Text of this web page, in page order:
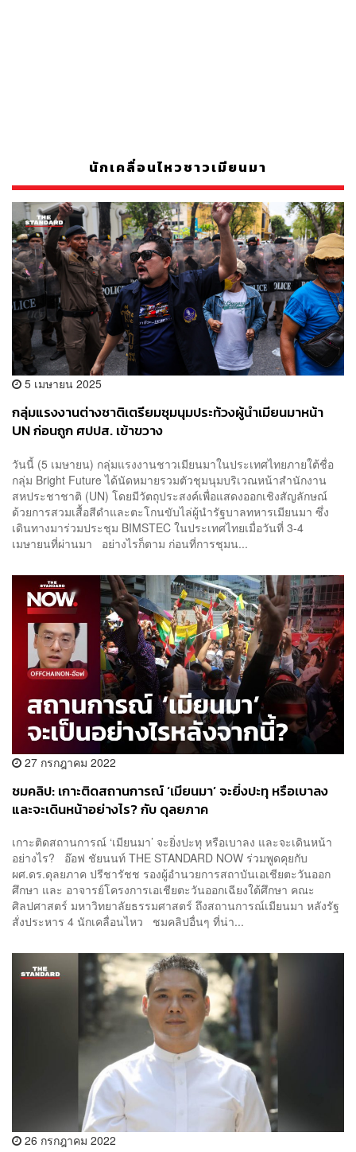
นักเคลื่อนไหวชาวเมียนมา
5 เมษายน 2025
กลุ่มแรงงานต่างชาติเตรียมชุมนุมประท้วงผู้นำเมียนมาหน้า
UN ก่อนถูก ศปปส. เข้าขวาง
วันนี้ (5 เมษายน) กลุ่มแรงงานชาวเมียนมาในประเทศไทยภายใต้ชื่อ
กลุ่ม Bright Future ได้นัดหมายรวมตัวชุมนุมบริเวณหน้าสำนักงาน
สหประชาชาติ (UN) โดยมีวัตถุประสงค์เพื่อแสดงออกเชิงสัญลักษณ์
ด้วยการสวมเสื้อสีดำและตะโกนขับไล่ผู้นำรัฐบาลทหารเมียนมา ซึ่ง
เดินทางมาร่วมประชุม BIMSTEC ในประเทศไทยเมื่อวันที่ 3-4
เมษายนที่ผ่านมา อย่างไรก็ตาม ก่อนที่การชุมน...
27 กรกฎาคม 2022
ชมคลิป: เกาะติดสถานการณ์ ‘เมียนมา’ จะยิ่งปะทุ หรือเบาลง
และจะเดินหน้าอย่างไร? กับ ดุลยภาค
เกาะติดสถานการณ์ ‘เมียนมา’ จะยิ่งปะทุ หรือเบาลง และจะเดินหน้า
อย่างไร? อ๊อฟ ชัยนนท์ THE STANDARD NOW ร่วมพูดคุยกับ
ผศ.ดร.ดุลยภาค ปรีชารัชช รองผู้อำนวยการสถาบันเอเชียตะวันออก
ศึกษา และ อาจารย์โครงการเอเชียตะวันออกเฉียงใต้ศึกษา คณะ
ศิลปศาสตร์ มหาวิทยาลัยธรรมศาสตร์ ถึงสถานการณ์เมียนมา หลังรัฐ
สั่งประหาร 4 นักเคลื่อนไหว ชมคลิปอื่นๆ ที่น่า...
26 กรกฎาคม 2022